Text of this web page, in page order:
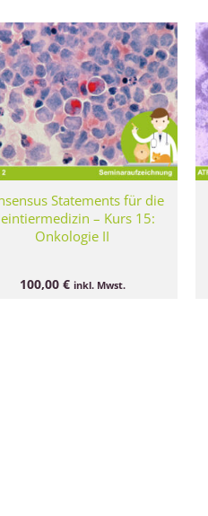
Statements für die
– Kurs 15:
Onkologie II
100,00 € inkl. Mwst.